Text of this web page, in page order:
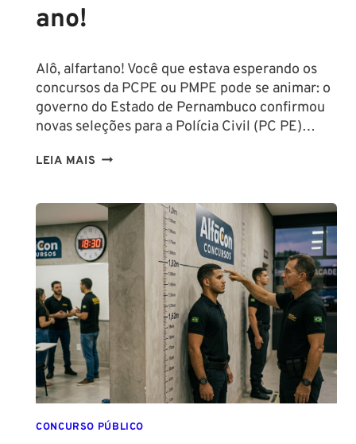
ano!
Alô, alfartano! Você que estava esperando os
concursos da PCPE ou PMPE pode se animar: o
governo do Estado de Pernambuco confirmou
novas seleções para a Polícia Civil (PC PE)…
LEIA MAIS CONCURSOS
PMPE
2026:
ATÉ
FINAL
DESTE
ANO!
CONCURSO PÚBLICO